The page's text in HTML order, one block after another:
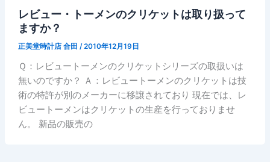
レビュー・トーメンのクリケットは取り扱って
ますか？
正美堂時計店 合田 /2010年12月19日
Ｑ：レビュートーメンのクリケットシリーズの取扱いは
無いのですか？ Ａ：レビュートーメンのクリケットは技
術の特許が別のメーカーに移譲されており 現在では、レ
ビュートーメンはクリケットの生産を行っておりませ
ん。 新品の販売の